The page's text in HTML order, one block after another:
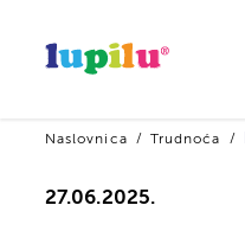
Naslovnica Trudnoća
27.06.2025.